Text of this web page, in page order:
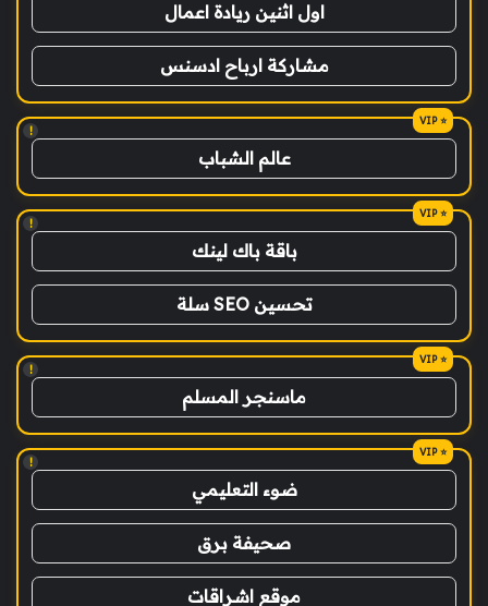
اول اثنين ريادة اعمال
مشاركة ارباح ادسنس
!
عالم الشباب
!
باقة باك لينك
تحسين SEO سلة
!
ماسنجر المسلم
!
ضوء التعليمي
صحيفة برق
موقع اشراقات